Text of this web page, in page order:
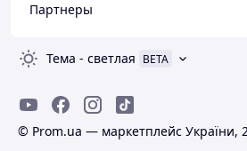
Партнеры
Тема - светлая BETA
© Prom.ua — маркетплейс України,